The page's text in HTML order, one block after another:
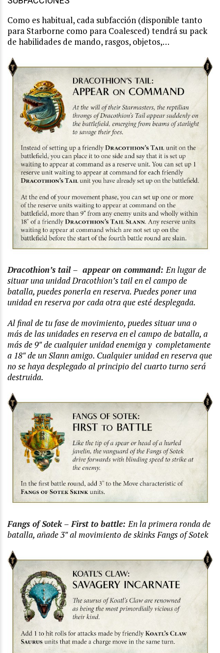
Como es habitual, cada subfacción (disponible tanto
para Starborne como para Coalesced) tendrá su pack
de habilidades de mando, rasgos, objetos,…
Dracothion’s tail – appear on command:En lugar de
situar una unidad Dracothion’s tail en el campo de
batalla, puedes ponerla en reserva. Puedes poner una
unidad en reserva por cada otra que esté desplegada.
Al final de tu fase de movimiento, puedes situar una o
más de las unidades en reserva en el campo de batalla, a
más de 9″ de cualquier unidad enemiga y completamente
a 18″ de un Slann amigo. Cualquier unidad en reserva que
no se haya desplegado al principio del cuarto turno será
destruida.
Fangs of Sotek – First to battle:En la primera ronda de
batalla, añade 3″ al movimiento de skinks Fangs of Sotek